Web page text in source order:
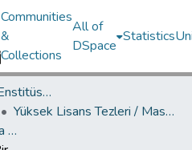
Communities
&
Collections
All of
DSpace
Statistics
Lisansüstü Eğitim Enstitüsü / Postgraduate Education Institute
Yüksek Lisans Tezleri / Master's Theses
Endüstri Mühendisliği Ana Bilim Dalı / Department of Industrial Engineering